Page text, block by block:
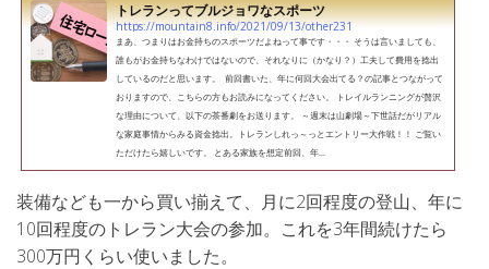
トレランってブルジョワなスポーツ
https://mountain8.info/2021/09/13/other231
まあ、つまりはお金持ちのスポーツだよねって事です・・・ そうは言いましても、
誰もがお金持ちなわけではないので、それなりに（かなり？）工夫して費用を捻出
しているのだと思います。 前回書いた、年に何回大会出てる？の記事とつながって
おりますので、こちらの方もお読みになってください。 トレイルランニングが贅沢
な理由について、以下の茶番劇をお送ります。 ～週末は山劇場～下世話だがリアル
な家庭事情からみる資金捻出。トレランしれっ～っとエントリー大作戦！！ ご覧い
ただけたら嬉しいです。 とある家族を想定前回、年...
装備なども一から買い揃えて、月に2回程度の登山、年に
10回程度のトレラン大会の参加。これを3年間続けたら
300万円くらい使いました。